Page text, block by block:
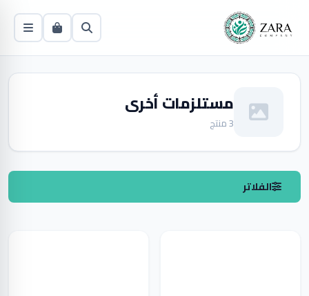
مستلزمات أخرى
3 منتج
الفلاتر